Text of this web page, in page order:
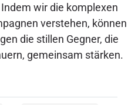
wir die komplexen
verstehen, können
die stillen Gegner, die
gemeinsam stärken.